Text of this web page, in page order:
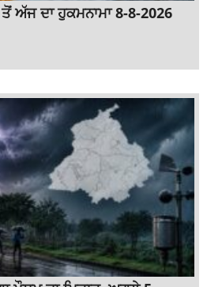
ਤੋਂ ਅੱਜ ਦਾ ਹੁਕਮਨਾਮਾ 8-8-2026